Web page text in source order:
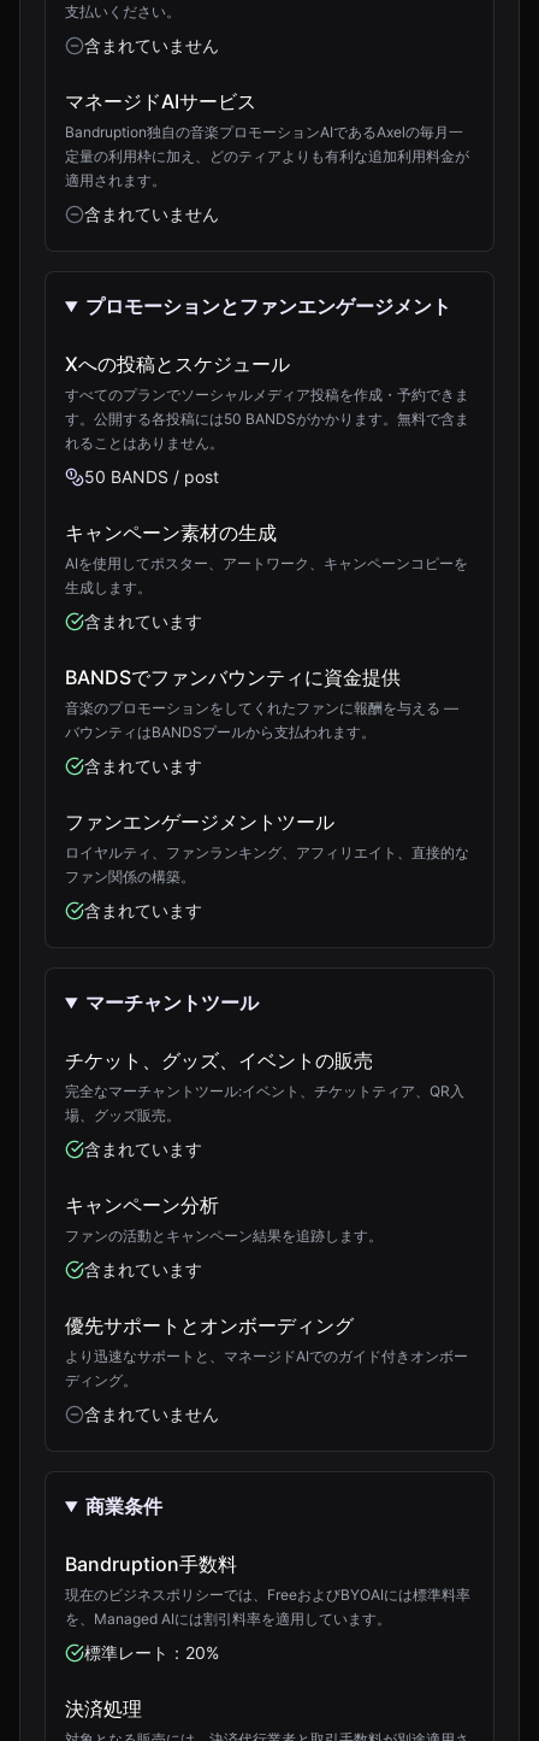
支払いください。
含まれていません
マネージドAIサービス
Bandruption独自の音楽プロモーションAIであるAxelの毎月一
定量の利用枠に加え、どのティアよりも有利な追加利用料金が
適用されます。
含まれていません
プロモーションとファンエンゲージメント
Xへの投稿とスケジュール
すべてのプランでソーシャルメディア投稿を作成・予約できま
す。公開する各投稿には50 BANDSがかかります。無料で含ま
れることはありません。
50 BANDS / post
キャンペーン素材の生成
AIを使用してポスター、アートワーク、キャンペーンコピーを
生成します。
含まれています
BANDSでファンバウンティに資金提供
音楽のプロモーションをしてくれたファンに報酬を与える —
バウンティはBANDSプールから支払われます。
含まれています
ファンエンゲージメントツール
ロイヤルティ、ファンランキング、アフィリエイト、直接的な
ファン関係の構築。
含まれています
マーチャントツール
チケット、グッズ、イベントの販売
完全なマーチャントツール:イベント、チケットティア、QR入
場、グッズ販売。
含まれています
キャンペーン分析
ファンの活動とキャンペーン結果を追跡します。
含まれています
優先サポートとオンボーディング
より迅速なサポートと、マネージドAIでのガイド付きオンボー
ディング。
含まれていません
商業条件
Bandruption手数料
現在のビジネスポリシーでは、FreeおよびBYOAIには標準料率
を、Managed AIには割引料率を適用しています。
標準レート：20%
決済処理